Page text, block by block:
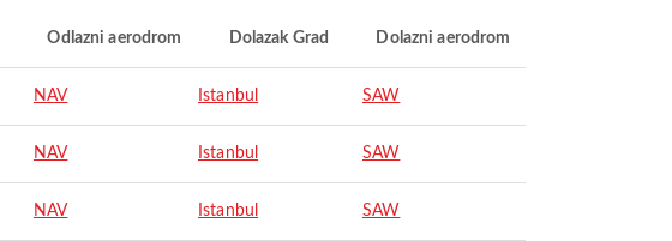
Odlazni aerodrom Dolazak Grad Dolazni aerodrom
NAV Istanbul SAW
NAV Istanbul SAW
NAV Istanbul SAW